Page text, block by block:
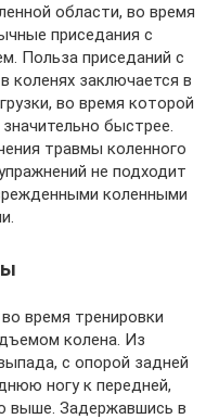
области, во время
приседания с
Польза приседаний с
коленях заключается в
во время которой
быстрее.
травмы коленного
не подходит
коленными
время тренировки
колена. Из
с опорой задней
ногу к передней,
выше. Задержавшись в